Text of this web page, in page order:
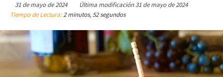
31 de mayo de 2024 Última modificación 31 de mayo de 2024
Tiempo de Lectura:2 minutos, 52 segundos